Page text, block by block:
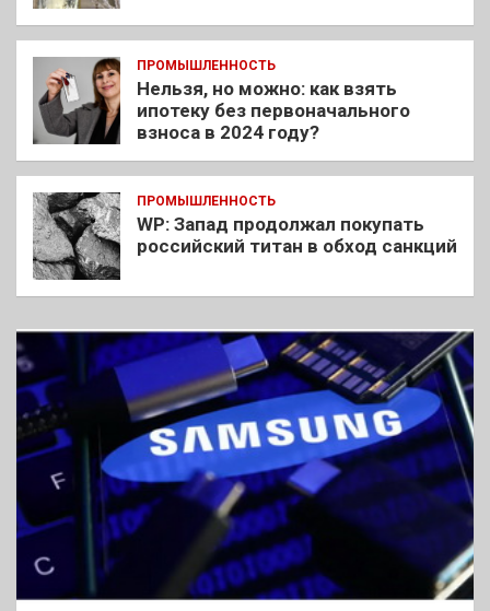
ПРОМЫШЛЕННОСТЬ
Нельзя, но можно: как взять
ипотеку без первоначального
взноса в 2024 году?
ПРОМЫШЛЕННОСТЬ
WP: Запад продолжал покупать
российский титан в обход санкций